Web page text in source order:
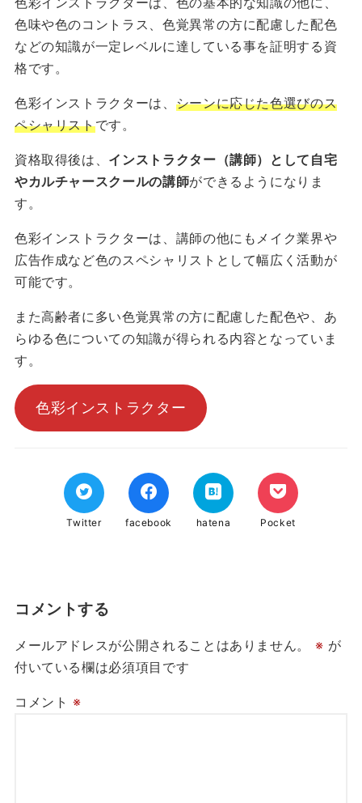
色味や色のコントラス、色覚異常の方に配慮した配色
などの知識が一定レベルに達している事を証明する資
格です。
色彩インストラクターは、 シーンに応じた色選びのス
ペシャリストです。
資格取得後は、 インストラクター（講師）として自宅
やカルチャースクールの講師ができるようになりま
す。
色彩インストラクターは、講師の他にもメイク業界や
広告作成など色のスペシャリストとして幅広く活動が
可能です。
また高齢者に多い色覚異常の方に配慮した配色や、あ
らゆる色についての知識が得られる内容となっていま
す。
色彩インストラクター
Twitter facebook hatena Pocket
コメントする
メールアドレスが公開されることはありません。 ※ が
付いている欄は必須項目です
コメント ※